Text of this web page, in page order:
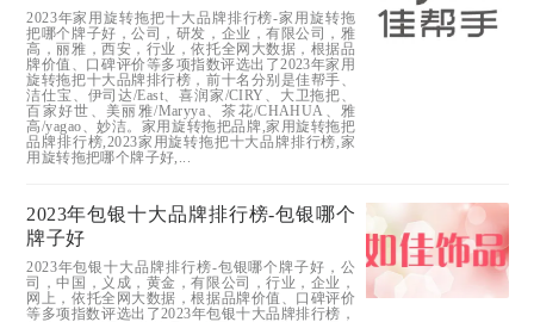
2023年家用旋转拖把十大品牌排行榜-家用旋转拖
把哪个牌子好，公司，研发，企业，有限公司，雅
高，丽雅，西安，行业，依托全网大数据，根据品
牌价值、口碑评价等多项指数评选出了2023年家用
旋转拖把十大品牌排行榜，前十名分别是佳帮手、
洁仕宝、伊司达/East、喜润家/CIRY、大卫拖把、
百家好世、美丽雅/Maryya、茶花/CHAHUA、雅
高/yagao、妙洁。家用旋转拖把品牌,家用旋转拖把
品牌排行榜,2023家用旋转拖把十大品牌排行榜,家
用旋转拖把哪个牌子好,...
2023年包银十大品牌排行榜-包银哪个
牌子好
2023年包银十大品牌排行榜-包银哪个牌子好，公
司，中国，义成，黄金，有限公司，行业，企业，
网上，依托全网大数据，根据品牌价值、口碑评价
等多项指数评选出了2023年包银十大品牌排行榜，